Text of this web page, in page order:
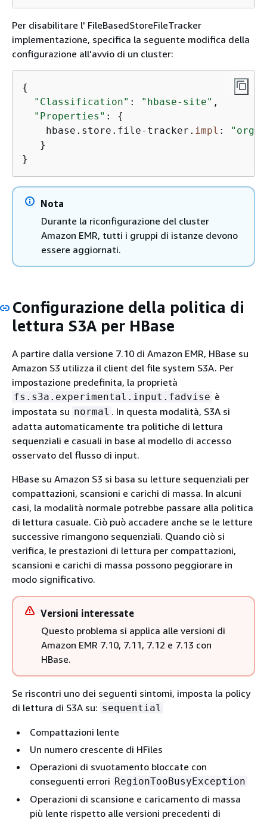
Per disabilitare l' FileBasedStoreFileTracker
implementazione, specifica la seguente modifica della
configurazione all'avvio di un cluster:
{
"Classification" : "hbase-site" ,
"Properties" : {
    hbase.store.file-tracker.
impl :
   }
}
Nota
Durante la riconfigurazione del cluster
Amazon EMR, tutti i gruppi di istanze devono
essere aggiornati.
Configurazione della politica di
lettura S3A per HBase
A partire dalla versione 7.10 di Amazon EMR, HBase su
Amazon S3 utilizza il client del file system S3A. Per
impostazione predefinita, la proprietà
fs.s3a.experimental.input.fadvise è
impostata su normal . In questa modalità, S3A si
adatta automaticamente tra politiche di lettura
sequenziali e casuali in base al modello di accesso
osservato del flusso di input.
HBase su Amazon S3 si basa su letture sequenziali per
compattazioni, scansioni e carichi di massa. In alcuni
casi, la modalità normale potrebbe passare alla politica
di lettura casuale. Ciò può accadere anche se le letture
successive rimangono sequenziali. Quando ciò si
verifica, le prestazioni di lettura per compattazioni,
scansioni e carichi di massa possono peggiorare in
modo significativo.
Versioni interessate
Questo problema si applica alle versioni di
Amazon EMR 7.10, 7.11, 7.12 e 7.13 con
HBase.
Se riscontri uno dei seguenti sintomi, imposta la policy
di lettura di S3A su: sequential
Compattazioni lente
Un numero crescente di HFiles
Operazioni di svuotamento bloccate con
conseguenti errori RegionTooBusyException
Operazioni di scansione e caricamento di massa
più lente rispetto alle versioni precedenti di